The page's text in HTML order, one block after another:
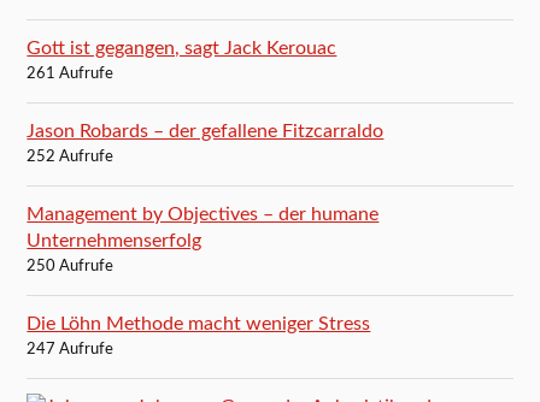
Gott ist gegangen, sagt Jack Kerouac
261 Aufrufe
Jason Robards – der gefallene Fitzcarraldo
252 Aufrufe
Management by Objectives – der humane
Unternehmenserfolg
250 Aufrufe
Die Löhn Methode macht weniger Stress
247 Aufrufe